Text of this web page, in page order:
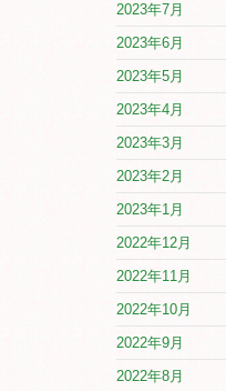
2023年7月
2023年6月
2023年5月
2023年4月
2023年3月
2023年2月
2023年1月
2022年12月
2022年11月
2022年10月
2022年9月
2022年8月